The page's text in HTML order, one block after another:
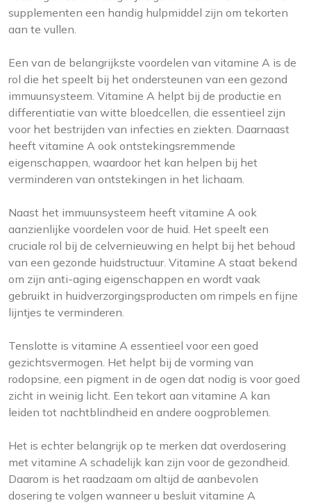
supplementen een handig hulpmiddel zijn om tekorten
aan te vullen.
Een van de belangrijkste voordelen van vitamine A is de
rol die het speelt bij het ondersteunen van een gezond
immuunsysteem. Vitamine A helpt bij de productie en
differentiatie van witte bloedcellen, die essentieel zijn
voor het bestrijden van infecties en ziekten. Daarnaast
heeft vitamine A ook ontstekingsremmende
eigenschappen, waardoor het kan helpen bij het
verminderen van ontstekingen in het lichaam.
Naast het immuunsysteem heeft vitamine A ook
aanzienlijke voordelen voor de huid. Het speelt een
cruciale rol bij de celvernieuwing en helpt bij het behoud
van een gezonde huidstructuur. Vitamine A staat bekend
om zijn anti-aging eigenschappen en wordt vaak
gebruikt in huidverzorgingsproducten om rimpels en fijne
lijntjes te verminderen.
Tenslotte is vitamine A essentieel voor een goed
gezichtsvermogen. Het helpt bij de vorming van
rodopsine, een pigment in de ogen dat nodig is voor goed
zicht in weinig licht. Een tekort aan vitamine A kan
leiden tot nachtblindheid en andere oogproblemen.
Het is echter belangrijk op te merken dat overdosering
met vitamine A schadelijk kan zijn voor de gezondheid.
Daarom is het raadzaam om altijd de aanbevolen
dosering te volgen wanneer u besluit vitamine A